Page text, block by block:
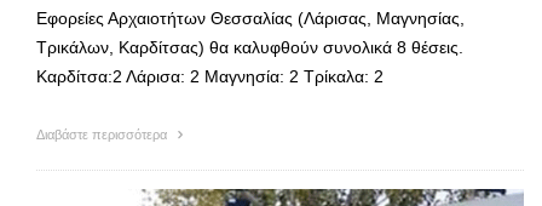
Εφορείες Αρχαιοτήτων Θεσσαλίας (Λάρισας, Μαγνησίας,
Τρικάλων, Καρδίτσας) θα καλυφθούν συνολικά 8 θέσεις.
Καρδίτσα:2 Λάρισα: 2 Μαγνησία: 2 Τρίκαλα: 2
Διαβάστε περισσότερα